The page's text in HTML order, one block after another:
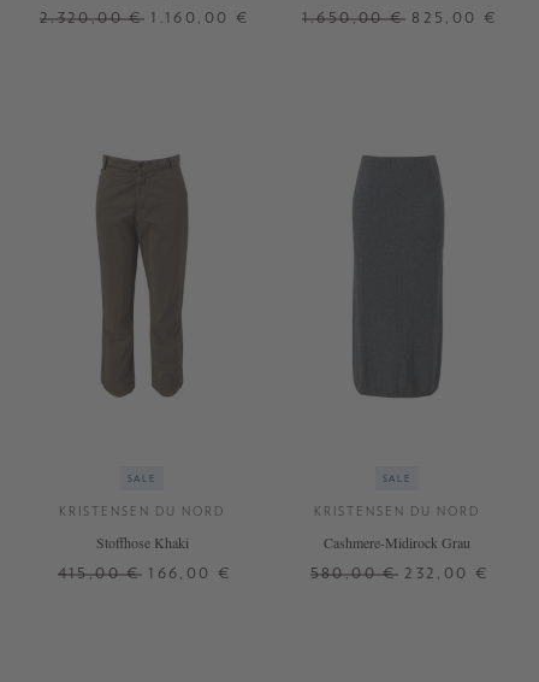
2.320,00 € 1.160,00 € 1.650,00 € 825,00 €
SALE
KRISTENSEN DU NORD
Stoffhose Khaki
415,00 € 166,00 €
SALE
KRISTENSEN DU NORD
Cashmere-Midirock Grau
580,00 € 232,00 €